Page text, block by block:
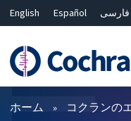
English Español
فارسی
Deutsch
Bahasa Malaysia
繁體中文
简体中文
フィルター
ホーム コクランの